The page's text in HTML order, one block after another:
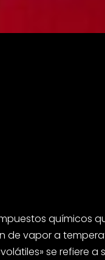
químicos
de vapor a
se refiere